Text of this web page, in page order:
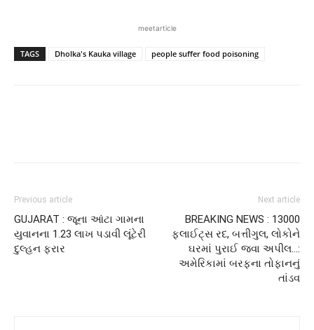
meetarticle
TAGS Dholka's Kauka village people suffer food poisoning
Previous article
GUJARAT : જૂના આંટા ગામના
યુવાનના 1.23 લાખ પડાવી લૂંટેરી
દુલ્હન ફરાર
Next article
BREAKING NEWS : 13000
ફ્લાઈટ્સ રદ, બત્તીગુલ, લોકોને
ઘરમાં પુરાઈ જવા અપીલ…:
અમેરિકામાં બરફના તોફાનનું
તાંડવ